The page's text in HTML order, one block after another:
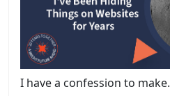
I have a confession to make.